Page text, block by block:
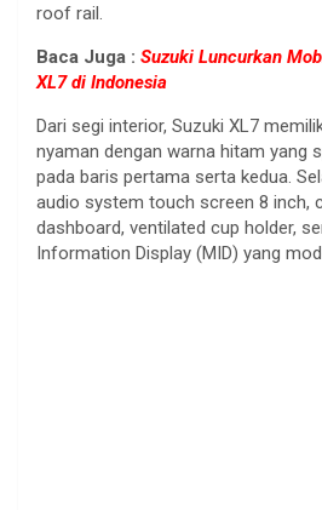
roof rail.
Baca Juga : Suzuki Luncurkan
XL7 di Indonesia
Dari segi interior, Suzuki XL7
nyaman dengan warna hitam yang
pada baris pertama serta kedua.
audio system touch screen 8 inch,
dashboard, ventilated cup holder,
Information Display (MID) yang